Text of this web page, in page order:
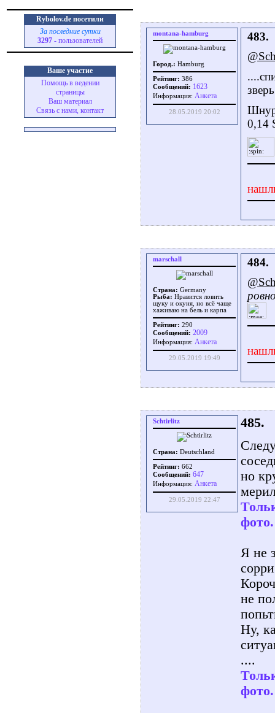
Rybolov.de посетили
За последние сутки
3297 - пользователей
Ваше участие
Помощь в ведении
страницы
Ваш материал
Связь с нами, контакт
montana-hamburg
Город.: Hamburg
Рейтинг: 386
Сообщений: 1623
Информация: Aнкета
28.05.2019 20:02
483.
Шнур
0,14
marschall
Страна: Germany
Рыба: Нравится ловить
щуку и окуня, но всё чаще
хаживаю на бель и карпа
Рейтинг: 290
Сообщений: 2009
Информация: Aнкета
29.05.2019 19:49
484.
Schtirlitz
Страна: Deutschland
Рейтинг: 662
Сообщений: 647
Информация: Aнкета
29.05.2019 22:47
485.
но
фото.
Я не
не
Ну,
....
фото.